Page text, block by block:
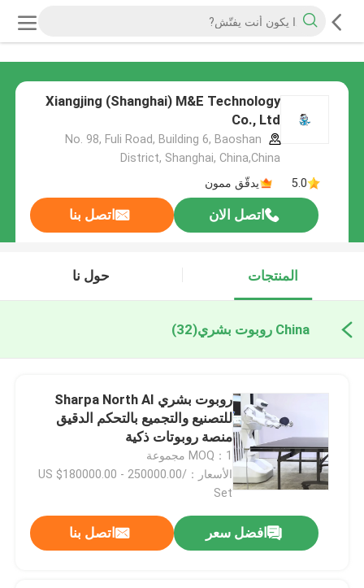
Xiangjing (Shanghai) M&E Technology
Co., Ltd
No. 98, Fuli Road, Building 6, Baoshan
District, Shanghai, China,China
5.0
يدقّق ممون
اتصل الان اتصل بنا
المنتجات حول نا
China روبوت بشري (32)
روبوت بشري Sharpa North AI
للتصنيع والتجميع بالتحكم الدقيق
منصة روبوتات ذكية
MOQ：1 مجموعة
الأسعار：US $180000.00 - 250000.00/
Set
افضل سعر اتصل بنا